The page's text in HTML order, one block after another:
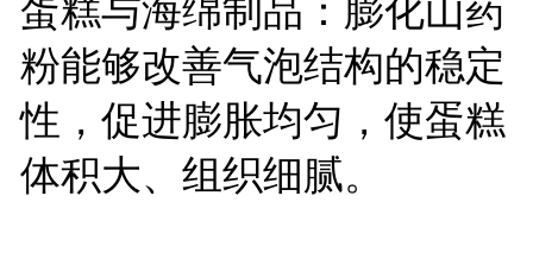
蛋糕与海绵制品：膨化山药
粉能够改善气泡结构的稳定
性，促进膨胀均匀，使蛋糕
体积大、组织细腻。